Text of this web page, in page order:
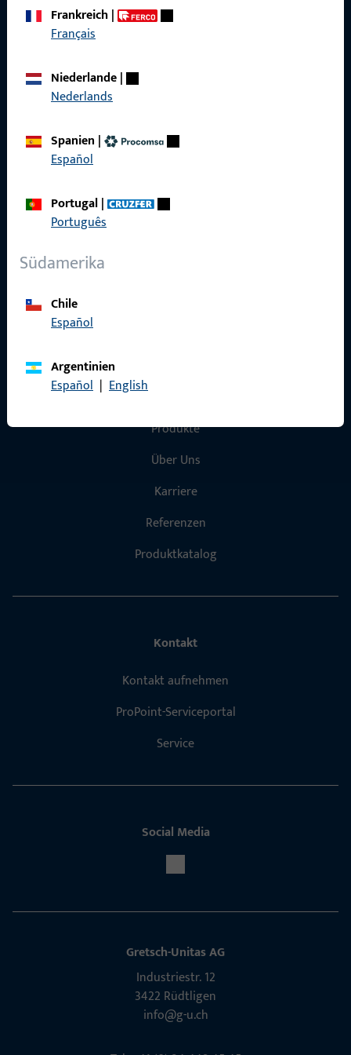
zuverlässig.Frankreich|
Français
Niederlande|
Nederlands
Spanien |
Español
Portugal|
Português
Südamerika
Chile
Español
Argentinien
Español | English
Allgemeines
Schnelleinstieg
Produkte
Über Uns
Karriere
Referenzen
Produktkatalog
Kontakt
Kontakt aufnehmen
ProPoint-Serviceportal
Service
Social Media
Gretsch-Unitas AG
Indu­s­triestr. 12
3422 Rüdt­ligen
info@g-u.ch